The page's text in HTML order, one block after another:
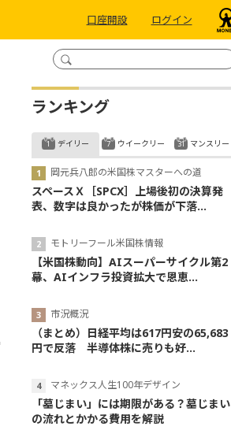
口座開設 ログイン
ランキング
デイリー
岡元兵八郎の米国株マスターへの道
スペースＸ［SPCX］上場後初の決算発
表、数字は良かったが株価が下落...
モトリーフール米国株情報
【米国株動向】AIスーパーサイクル第2
幕、AIインフラ投資拡大で恩恵...
市況概況
（まとめ）日経平均は617円安の65,683
円で反落 半導体株に売りも好...
マネックス人生100年デザイン
「墓じまい」には期限がある？墓じまい
の流れとかかる費用を解説
ウイークリー マンスリー